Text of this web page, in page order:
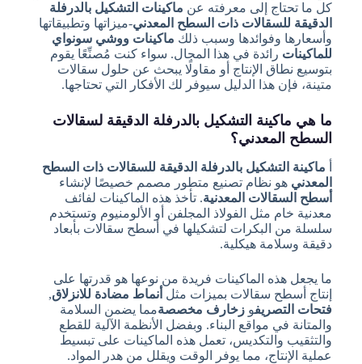
كل ما تحتاج إلى معرفته عن ماكينات التشكيل بالدرفلة
الدقيقة للسقالات ذات السطح المعدني-ميزاتها وتطبيقاتها
وأسعارها وفوائدها وسبب ذلك ماكينات ووشي سونواي
للماكينات رائدة في هذا المجال. سواء كنت مُصنِّعًا يقوم
بتوسيع نطاق الإنتاج أو مقاولًا يبحث عن حلول سقالات
متينة، فإن هذا الدليل سيوفر لك الأفكار التي تحتاجها.
ما هي ماكينة التشكيل بالدرفلة الدقيقة لسقالات
السطح المعدني؟
ماكينة التشكيل بالدرفلة الدقيقة للسقالات ذات السطح
المعدني هو نظام تصنيع متطور مصمم خصيصًا لإنشاء
أسطح السقالات المعدنية. تأخذ هذه الماكينات لفائف
معدنية خام مثل الفولاذ المجلفن أو الألومنيوم وتستخدم
سلسلة من البكرات لتشكيلها في أسطح سقالات بأبعاد
دقيقة وسلامة هيكلية.
ما يجعل هذه الماكينات فريدة من نوعها هو قدرتها على
إنتاج أسطح سقالات بميزات مثل أنماط مضادة للانزلاق,
فتحات التصريفو زخارف مخصصةمما يضمن السلامة
والمتانة في مواقع البناء. وبفضل الأنظمة الآلية للقطع
والتثقيب والتكديس، تعمل هذه الماكينات على تبسيط
عملية الإنتاج، مما يوفر الوقت ويقلل من هدر المواد.